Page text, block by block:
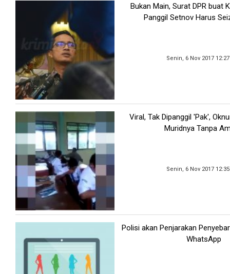
Bukan Main, Surat DPR buat
Panggil Setnov Harus
Senin, 6 Nov 2017
Viral, Tak Dipanggil 'Pak',
Muridnya Tanpa
Senin, 6 Nov 2017
Polisi akan Penjarakan
WhatsApp